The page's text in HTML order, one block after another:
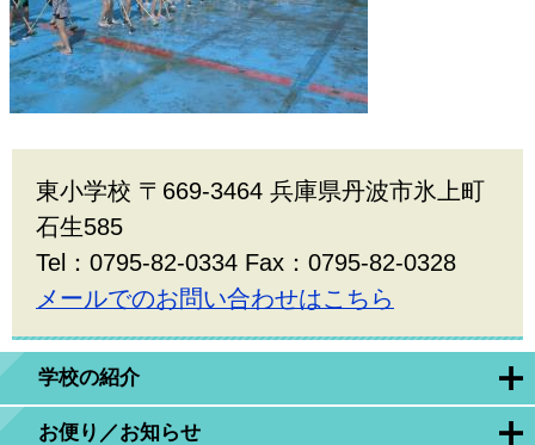
学校の紹介
お便り／お知らせ
東小学校 〒669-3464 兵庫県丹波市氷上町
石生585
Tel：0795-82-0334 Fax：0795-82-0328
メールでのお問い合わせはこちら